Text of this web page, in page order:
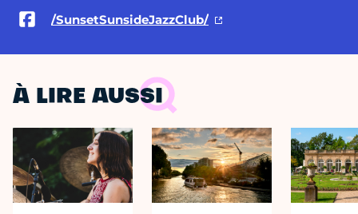
/SunsetSunsideJazzClub/
À LIRE AUSSI